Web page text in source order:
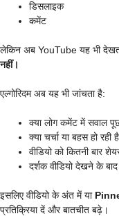
डिसलाइक
कमेंट
लेकिन अब YouTube यह भी
नहीं।
एल्गोरिदम अब यह भी जांचता है:
क्या लोग कमेंट में सवाल
क्या चर्चा या बहस हो रही है
वीडियो को कितनी बार
दर्शक वीडियो देखने के
इसलिए वीडियो के अंत में या
प्रतिक्रिया दें और बातचीत बढ़े।